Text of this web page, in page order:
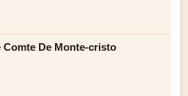
Comte De Monte-cristo